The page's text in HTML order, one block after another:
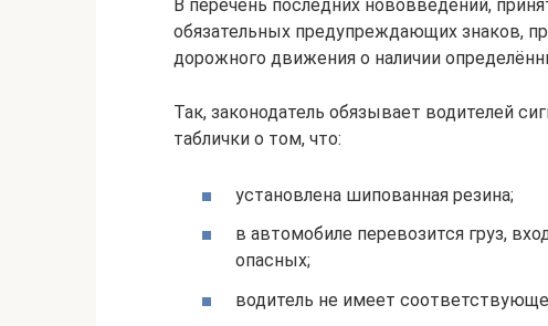
В перечень последних нововведений,
обязательных предупреждающих знаков,
дорожного движения о наличии
Так, законодатель обязывает водителей
таблички о том, что:
установлена шипованная резина;
в автомобиле перевозится груз,
опасных;
водитель не имеет